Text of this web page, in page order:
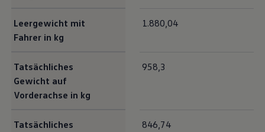
Leergewicht mit
Fahrer in kg
1.880,04
Tatsächliches
Gewicht auf
Vorderachse in kg
958,3
Tatsächliches
846,74